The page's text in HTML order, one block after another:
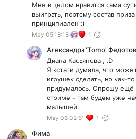
Мне в целом нравится сама
выиграть, поэтому состав
принципиален :)
May 05 18:18 1
Александра 'Tomo'
Диана Касьянова , :D
Я кстати думала, что
игрушек сделать, но как-
придумалось. Спрошу ещё
стриме - там будем уже
малышей.
May 06 02:51 1
Фима